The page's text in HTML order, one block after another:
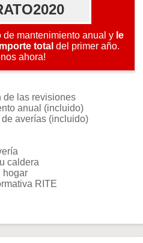
mantenimiento anual y le
total del primer año.
ahora!
de las revisiones
anual (incluido)
averías (incluido)
caldera
hogar
RITE